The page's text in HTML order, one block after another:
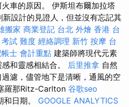
車的原因。 伊斯坦布爾加拉塔
設計的見證人，但並沒有忘記其
搬家 商業登記 台北 外燴 香港 台
試 難度 經絡調理 新竹 按摩 台
士 會計重點 建築師將現代元素
和靈感相結合。 后里推拿 自然
濾，儘管地下是清晰，通風的空
羅那Ritz-Carlton 谷歌seo
日期。 GOOGLE ANALYTICS